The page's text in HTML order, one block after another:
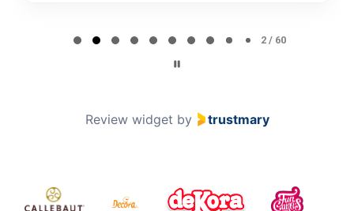
2 / 60
Review widget by trustmary